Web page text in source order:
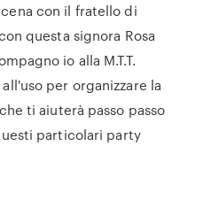
con il fratello di
questa signora Rosa
io alla M.T.T.
per organizzare la
ti aiuterà passo passo
particolari party